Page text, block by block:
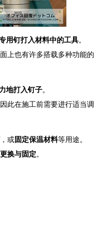
用钉打入材料中的工具。
上也有许多搭载多种功能的
地打入钉子。
因此在施工前需要进行适当调
，或固定保温材料等用途。
换与固定。